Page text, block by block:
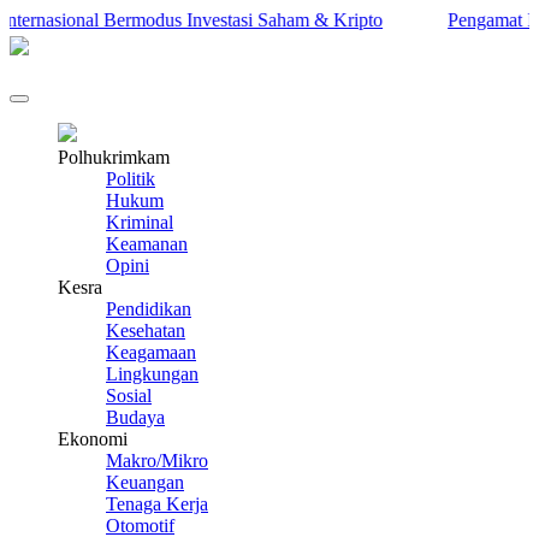
Bermodus Investasi Saham & Kripto Pengamat
Polhukrimkam
Politik
Hukum
Kriminal
Keamanan
Opini
Kesra
Pendidikan
Kesehatan
Keagamaan
Lingkungan
Sosial
Budaya
Ekonomi
Makro/Mikro
Keuangan
Tenaga Kerja
Otomotif